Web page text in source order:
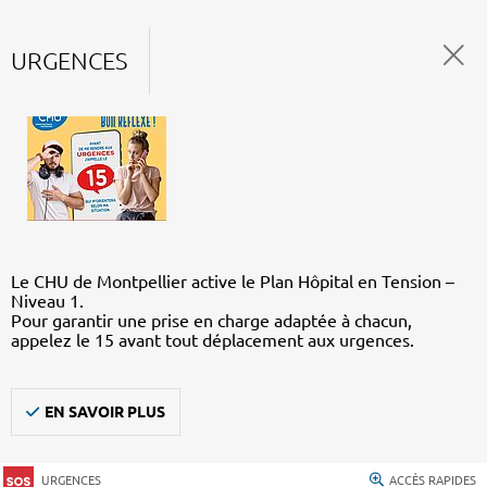
URGENCES
Le CHU de Montpellier active le Plan Hôpital en Tension –
Niveau 1.
Pour garantir une prise en charge adaptée à chacun,
appelez le 15 avant tout déplacement aux urgences.
EN SAVOIR PLUS
URGENCES ACCÈS RAPIDES